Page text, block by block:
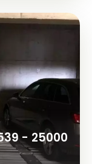
- 25000